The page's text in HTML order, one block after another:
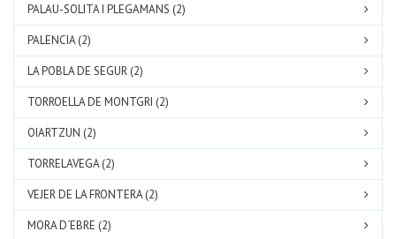
PALAU-SOLITA I PLEGAMANS (2)
PALENCIA (2)
LA POBLA DE SEGUR (2)
TORROELLA DE MONTGRI (2)
OIARTZUN (2)
TORRELAVEGA (2)
VEJER DE LA FRONTERA (2)
MORA D´EBRE (2)